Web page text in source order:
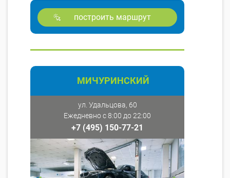
построить маршрут
МИЧУРИНСКИЙ
ул. Удальцова, 60
Ежедневно с 8:00 до 22:00
+7 (495) 150-77-21